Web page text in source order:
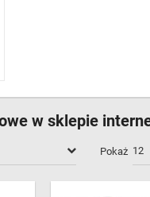
w sklepie
Pokaż